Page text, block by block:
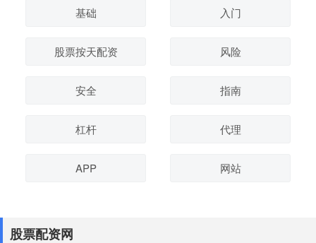
基础 入门
股票按天配资 风险
安全 指南
杠杆 代理
APP 网站
股票配资网